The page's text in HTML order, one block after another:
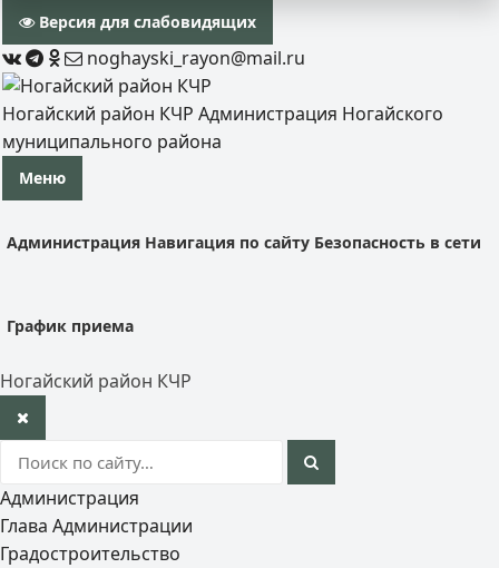
Версия для слабовидящих
noghayski_rayon@mail.ru
Ногайский район КЧР Администрация Ногайского
муниципального района
Меню
Администрация Навигация по сайту Безопасность в сети
График приема
Ногайский район КЧР
Администрация
Глава Администрации
Градостроительство